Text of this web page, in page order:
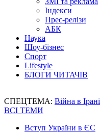
Індекси
Прес-релізи
АБК
Наука
Шоу-бізнес
Спорт
Lifestyle
БЛОГИ ЧИТАЧІВ
СПЕЦТЕМА: Війна в Ірані
ВСІ ТЕМИ
Вступ України в ЄС